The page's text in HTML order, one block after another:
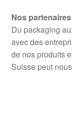
Nos partenaires
Du packaging
avec des
de nos produits
Suisse peut